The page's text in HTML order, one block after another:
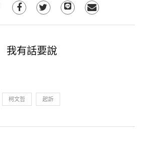
我有話要說
柯文哲 起訴